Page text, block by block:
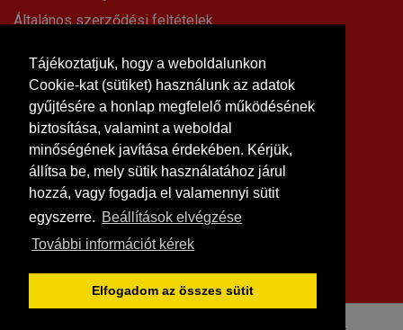
Tájékoztatjuk, hogy a weboldalunkon
Cookie-kat (sütiket) használunk az adatok
gyűjtésére a honlap megfelelő működésének
biztosítása, valamint a weboldal
minőségének javítása érdekében. Kérjük,
állítsa be, mely sütik használatához járul
hozzá, vagy fogadja el valamennyi sütit
egyszerre. Beállítások elvégzése
További információt kérek
Elfogadom az összes sütit
Általános szerződési feltételek
Impresszum
Süti beállítások
Információk
Hírek, cikkek
Kapcsolat
Letölthető dokumentumok
Rólunk
Vásárlási feltételek